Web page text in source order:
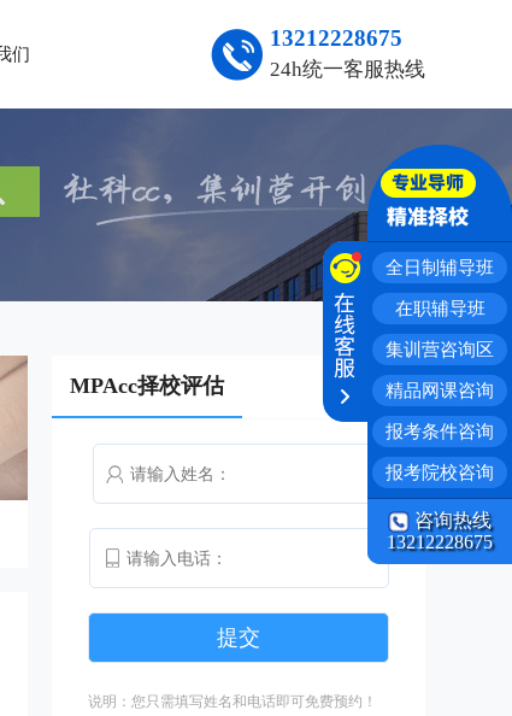
们
13212228675
24h统一客服热线
MPAcc择校评估
说明：您只需填写姓名和电话即可免费预约！
全日制辅导班
在职辅导班
集训营咨询区
精品网课咨询
报考条件咨询
报考院校咨询
咨询热线
13212228675